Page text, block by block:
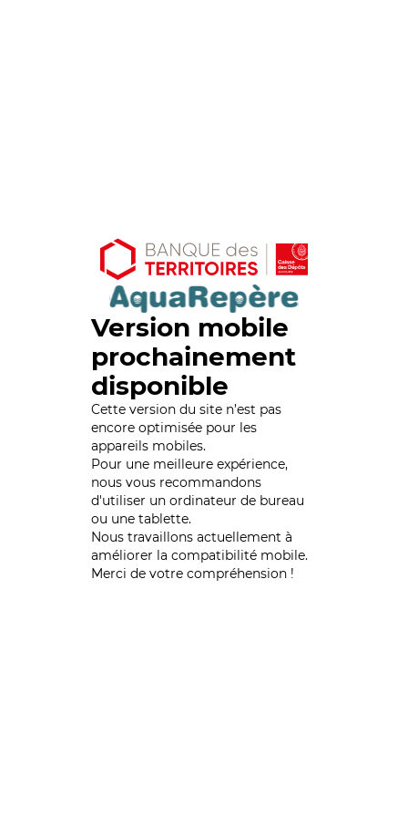
Version mobile
prochainement
disponible
Cette version du site n’est pas
encore optimisée pour les
appareils mobiles.
Pour une meilleure expérience,
nous vous recommandons
d'utiliser un ordinateur de bureau
ou une tablette.
Nous travaillons actuellement à
améliorer la compatibilité mobile.
Merci de votre compréhension !